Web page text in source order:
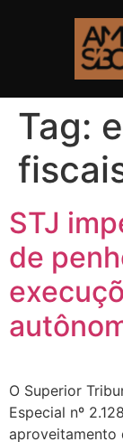
Tag:
STJ
de
O Superior
Especial nº
aproveitamento